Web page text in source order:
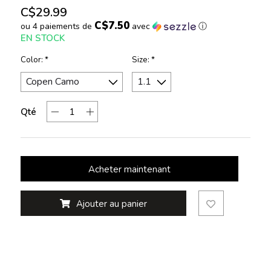
C$29.99
ou 4 paiements de C$7.50avec ⓘ
EN STOCK
Color: * Size: *
Qté
Acheter maintenant
Ajouter au panier